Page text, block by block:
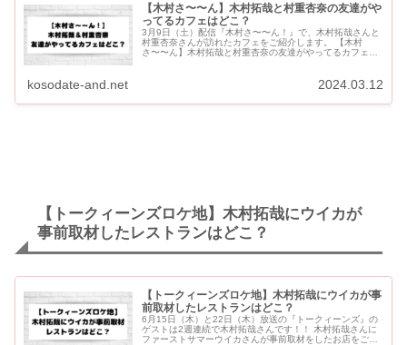
【木村さ〜〜ん】木村拓哉と村重杏奈の友達がや
ってるカフェはどこ？
3月9日（土）配信『木村さ〜〜ん！』で、木村拓哉さんと
村重杏奈さんが訪れたカフェをご紹介します。 【木村
さ〜〜ん】木村拓哉と村重杏奈の友達がやってるカフェは
kosodate-and.net 2024.03.12
【トークィーンズロケ地】木村拓哉にウイカが
事前取材したレストランはどこ？
【トークィーンズロケ地】木村拓哉にウイカが事
前取材したレストランはどこ？
6月15日（木）と22日（木）放送の『トークィーンズ』の
ゲストは2週連続で木村拓哉さんです！！ 木村拓哉さんに
ファーストサマーウイカさんが事前取材をしたお店をご紹